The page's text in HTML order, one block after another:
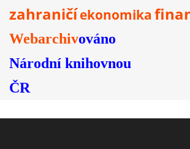
zahraničíekonomika
Webarchivováno
Národní knihovnou
ČR